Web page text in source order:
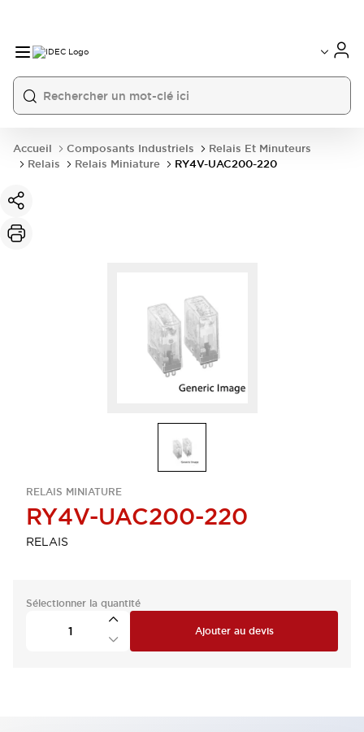
Accueil Composants Industriels
Relais Et Minuteurs
Relais
Relais Miniature RY4V-UAC200-220
RELAIS MINIATURE
RY4V-UAC200-220
RELAIS
Sélectionner la quantité
Ajouter au devis